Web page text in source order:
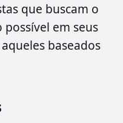
que buscam o
em seus
baseados